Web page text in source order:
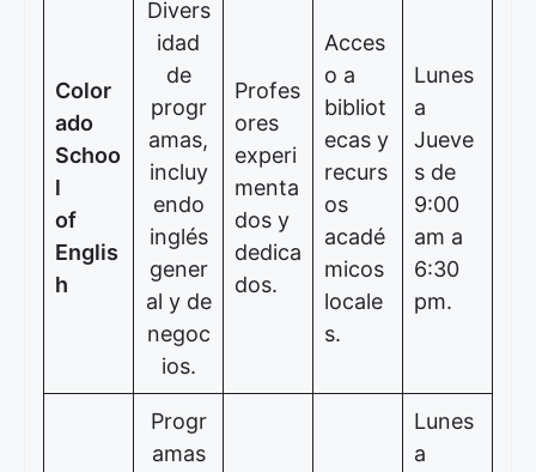
Color
ado
Schoo
l
of
Englis
h
Divers
idad
de
progr
amas,
incluy
endo
inglés
gener
al y de
negoc
ios.
Profes
ores
experi
menta
dos y
dedica
dos.
Acces
o a
bibliot
ecas y
recurs
os
acadé
micos
locale
s.
Lunes
a
Jueve
s de
9:00
am a
6:30
pm.
Progr
amas
Lunes
a